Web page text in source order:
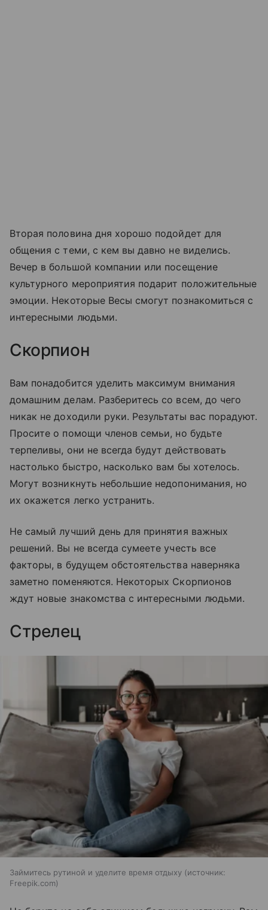
Вторая половина дня хорошо подойдет для
общения с теми, с кем вы давно не виделись.
Вечер в большой компании или посещение
культурного мероприятия подарит положительные
эмоции. Некоторые Весы смогут познакомиться с
интересными людьми.
Скорпион
Вам понадобится уделить максимум внимания
домашним делам. Разберитесь со всем, до чего
никак не доходили руки. Результаты вас порадуют.
Просите о помощи членов семьи, но будьте
терпеливы, они не всегда будут действовать
настолько быстро, насколько вам бы хотелось.
Могут возникнуть небольшие недопонимания, но
их окажется легко устранить.
Не самый лучший день для принятия важных
решений. Вы не всегда сумеете учесть все
факторы, в будущем обстоятельства наверняка
заметно поменяются. Некоторых Скорпионов
ждут новые знакомства с интересными людьми.
Стрелец
Займитесь рутиной и уделите время отдыху
источник:
Freepik.com